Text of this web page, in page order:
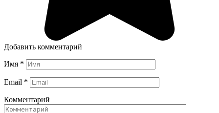
Добавить комментарий
Имя *
Email *
Комментарий